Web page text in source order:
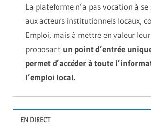
La plateforme n’a pas vocation à
aux acteurs institutionnels locaux,
Emploi, mais à mettre en valeur
proposant un point d’entrée
permet d’accéder à toute
l’emploi local.
EN DIRECT